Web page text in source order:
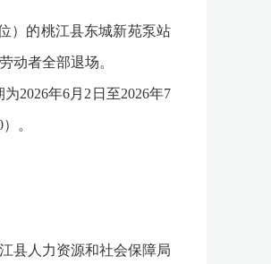
）的桃江县东城新苑泵站
动者全部退场。
2026年6月2日至2026年7
。
人力资源和社会保障局